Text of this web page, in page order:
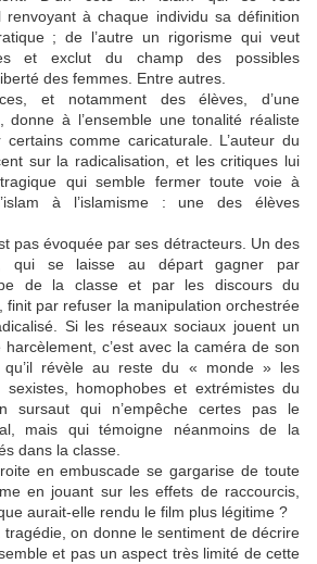
renvoyant à chaque individu sa définition
; de l’autre un rigorisme qui veut
et exclut du champ des possibles
des femmes. Entre autres.
et notamment des élèves, d’une
donne à l’ensemble une tonalité réaliste
comme caricaturale. L’auteur du
sur la radicalisation, et les critiques lui
qui semble fermer toute voie à
à l’islamisme : une des élèves
pas évoquée par ses détracteurs. Un des
qui se laisse au départ gagner par
de la classe et par les discours du
finit par refuser la manipulation orchestrée
Si les réseaux sociaux jouent un
c’est avec la caméra de son
révèle au reste du « monde » les
sexistes, homophobes et extrémistes du
sursaut qui n’empêche certes pas le
mais qui témoigne néanmoins de la
dans la classe.
en embuscade se gargarise de toute
en jouant sur les effets de raccourcis,
aurait-elle rendu le film plus légitime ?
tragédie, on donne le sentiment de décrire
et pas un aspect très limité de cette